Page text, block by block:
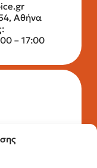
Αθήνα
– 17:00